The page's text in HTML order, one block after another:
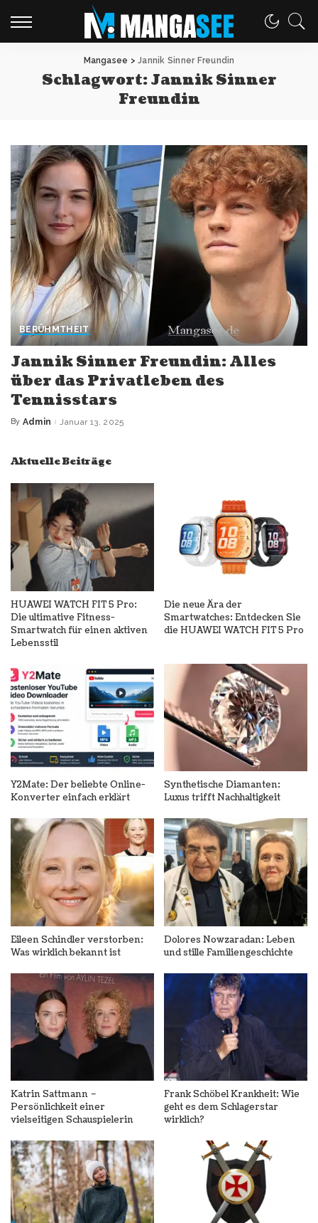
Mangasee >Jannik Sinner Freundin
Schlagwort:Jannik Sinner
Freundin
BERÜHMTHEIT
Jannik Sinner Freundin: Alles
über das Privatleben des
Tennisstars
Posted
By Admin Januar 13, 2025
Aktuelle Beiträge
HUAWEI WATCH FIT 5 Pro:
Die ultimative Fitness-
Smartwatch für einen aktiven
Lebensstil
Die neue Ära der
Smartwatches: Entdecken Sie
die HUAWEI WATCH FIT 5 Pro
Y2Mate: Der beliebte Online-
Konverter einfach erklärt
Synthetische Diamanten:
Luxus trifft Nachhaltigkeit
Eileen Schindler verstorben:
Was wirklich bekannt ist
Dolores Nowzaradan: Leben
und stille Familiengeschichte
Katrin Sattmann –
Persönlichkeit einer
vielseitigen Schauspielerin
Frank Schöbel Krankheit: Wie
geht es dem Schlagerstar
wirklich?